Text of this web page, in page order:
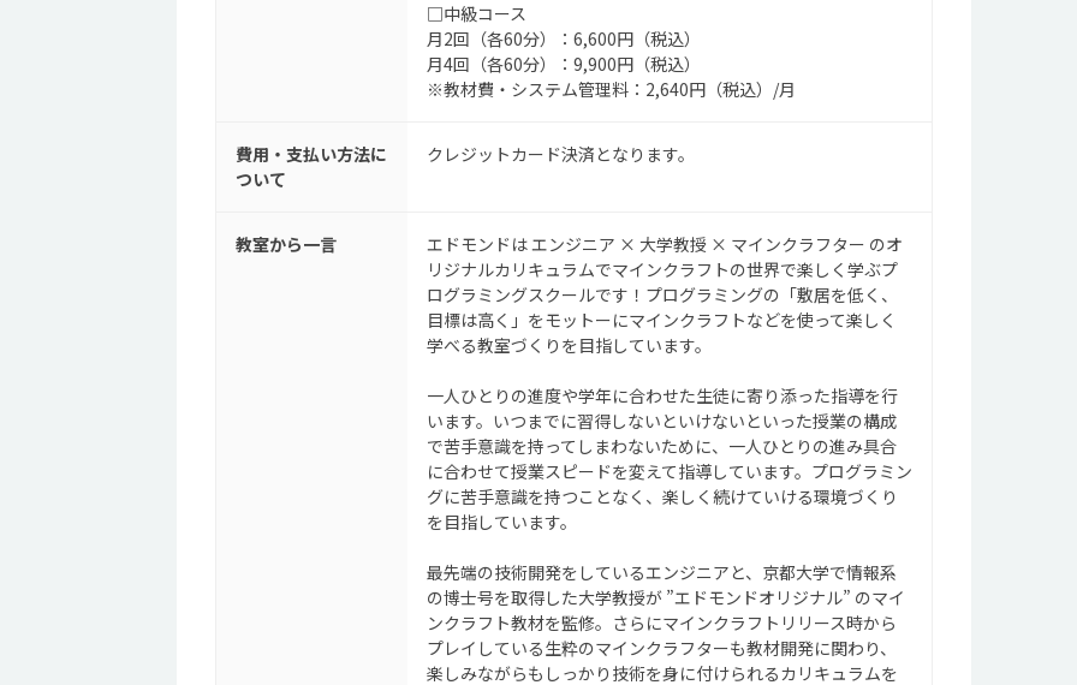
□中級コース
月2回（各60分）：6,600円（税込）
月4回（各60分）：9,900円（税込）
※教材費・システム管理料：2,640円（税込）/月
費用・支払い方法に
ついて
クレジットカード決済となります。
教室から一言
エドモンドは エンジニア × 大学教授 × マインクラフター のオ
リジナルカリキュラムでマインクラフトの世界で楽しく学ぶプ
ログラミングスクールです！プログラミングの「敷居を低く、
目標は高く」をモットーにマインクラフトなどを使って楽しく
学べる教室づくりを目指しています。
一人ひとりの進度や学年に合わせた生徒に寄り添った指導を行
います。いつまでに習得しないといけないといった授業の構成
で苦手意識を持ってしまわないために、一人ひとりの進み具合
に合わせて授業スピードを変えて指導しています。プログラミン
グに苦手意識を持つことなく、楽しく続けていける環境づくり
を目指しています。
最先端の技術開発をしているエンジニアと、京都大学で情報系
の博士号を取得した大学教授が ”エドモンドオリジナル” のマイ
ンクラフト教材を監修。さらにマインクラフトリリース時から
プレイしている生粋のマインクラフターも教材開発に関わり、
楽しみながらもしっかり技術を身に付けられるカリキュラムを